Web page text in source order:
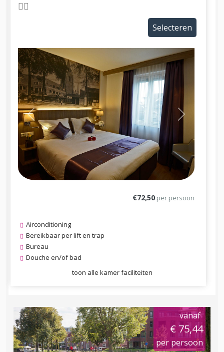
Selecteren
Previous Next
€72,50 per persoon
Airconditioning
Bereikbaar per lift en trap
Bureau
Douche en/of bad
toon alle kamer faciliteiten
vanaf
€ 75,44
per persoon